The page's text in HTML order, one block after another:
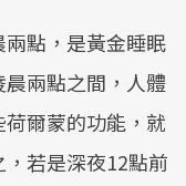
點，是黃金睡眠
兩點之間，人體
爾蒙的功能，就
若是深夜12點前